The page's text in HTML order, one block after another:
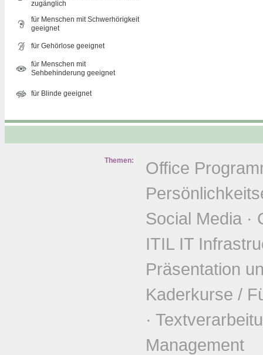
zugänglich
für Menschen mit Schwerhörigkeit
geeignet
für Gehörlose geeignet
für Menschen mit
Sehbehinderung geeignet
für Blinde geeignet
Themen:
Office
Social Media ·
ITIL IT
Präsentation
Kaderkurse /
·
Management